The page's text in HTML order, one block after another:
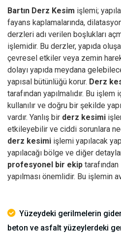
Bartın Derz Kesim işlemi;
fayans kaplamalarında,
derzleri adı verilen boşlukları
işlemidir. Bu derzler, yapıda
çevresel etkiler veya zemin
dolayı yapıda meydana
yapısal bütünlüğü korur. Derz
tarafından yapılmalıdır. Bu işlem
kullanılır ve doğru bir şekilde
vardır. Yanlış bir derz kesimi
etkileyebilir ve ciddi sorunlara
derz kesimi işlemi yapılacak
yapılacağı bölge ve diğer
profesyonel bir ekip
yapılması önemlidir. Bu işlemin
Yüzeydeki gerilmelerin
beton ve asfalt yüzeylerdeki